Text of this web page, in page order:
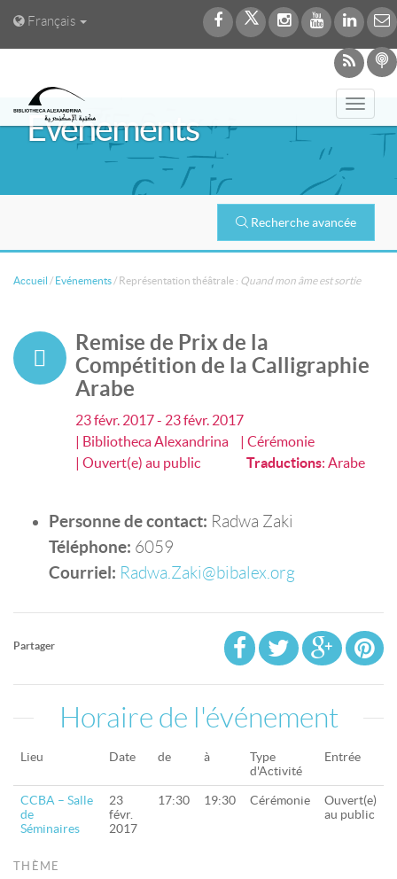
Français
Evénements
Recherche avancée
Accueil / Evénements / Représentation théâtrale : Quand mon âme est sortie
Remise de Prix de la
Compétition de la Calligraphie
Arabe
23 févr. 2017 - 23 févr. 2017
| Bibliotheca Alexandrina
| Cérémonie
| Ouvert(e) au public
Traductions: Arabe
Personne de contact: Radwa Zaki
Téléphone: 6059
Courriel: Radwa.Zaki@bibalex.org
Partager
Horaire de l'événement
Lieu Date de à
Type
d'Activité
Entrée
CCBA – Salle
de
Séminaires
23
févr.
2017
17:30 19:30 Cérémonie
Ouvert(e)
au public
THÈME